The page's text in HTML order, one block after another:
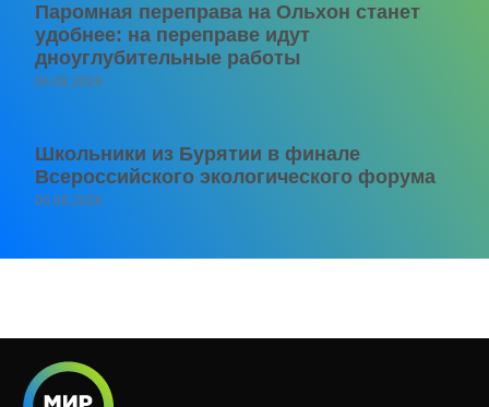
Паромная переправа на Ольхон станет
удобнее: на переправе идут
дноуглубительные работы
06.08.2026
Школьники из Бурятии в финале
Всероссийского экологического форума
06.08.2026